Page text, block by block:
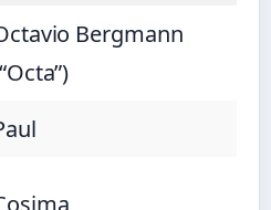
Bergmann